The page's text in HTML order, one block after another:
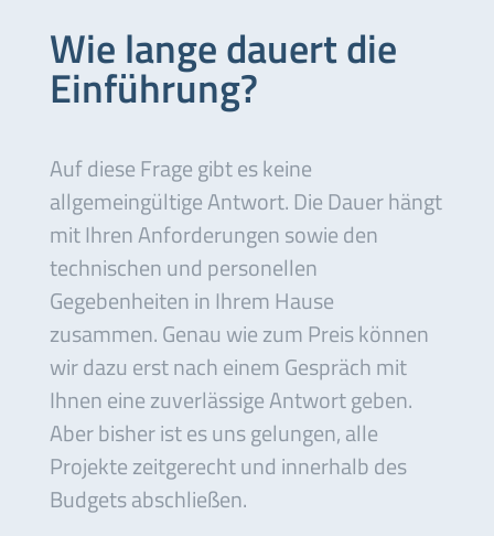
Wie lange dauert die
Einführung?
Auf diese Frage gibt es keine
allgemeingültige Antwort. Die Dauer hängt
mit Ihren Anforderungen sowie den
technischen und personellen
Gegebenheiten in Ihrem Hause
zusammen. Genau wie zum Preis können
wir dazu erst nach einem Gespräch mit
Ihnen eine zuverlässige Antwort geben.
Aber bisher ist es uns gelungen, alle
Projekte zeitgerecht und innerhalb des
Budgets abschließen.